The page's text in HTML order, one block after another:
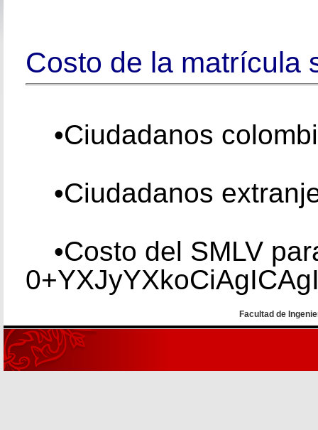
Costo de la matrícula
•Ciudadanos
•Ciudadanos
•Costo del SMLV
Facultad de